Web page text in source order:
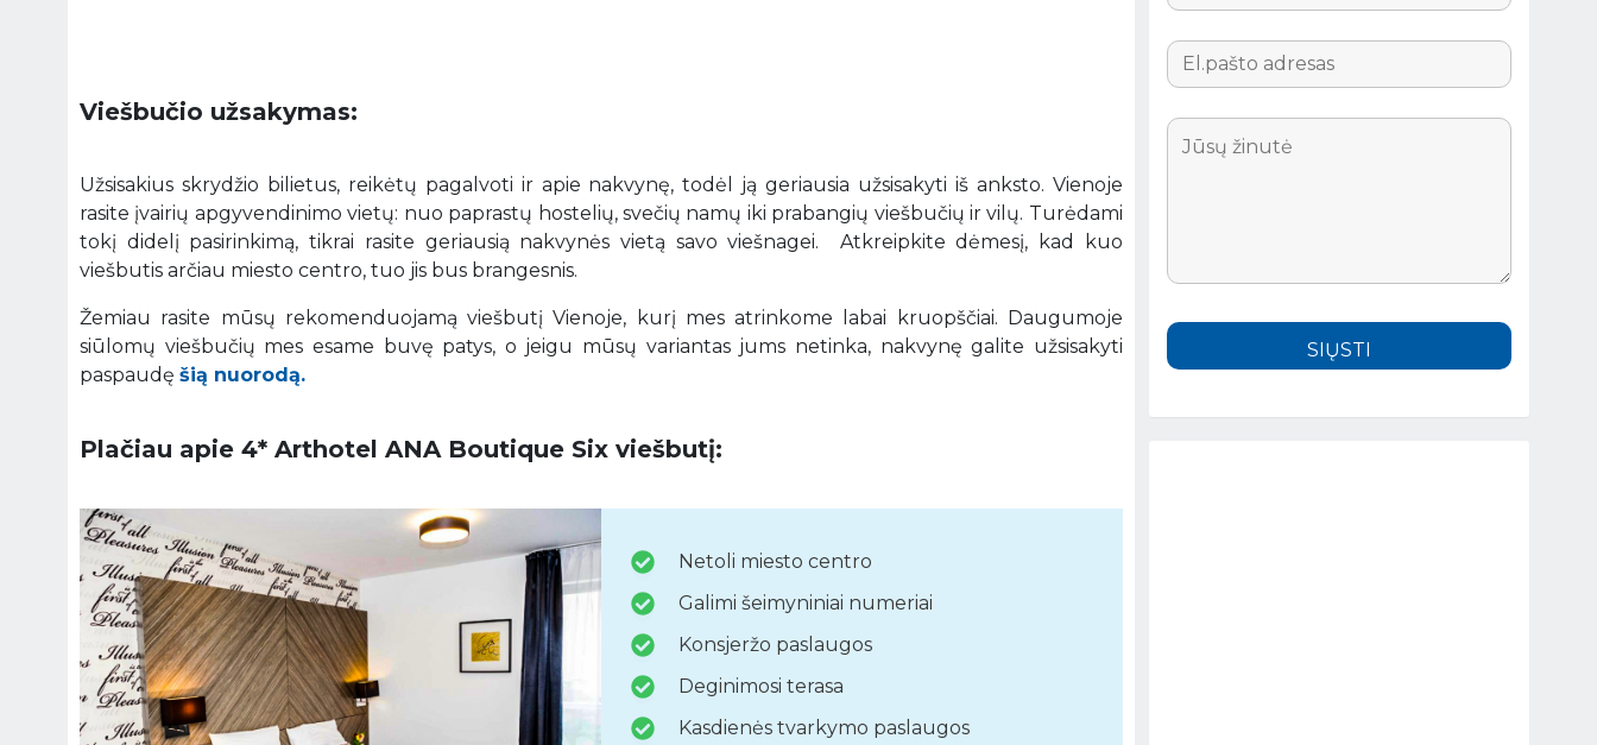
Viešbučio užsakymas:
Užsisakius skrydžio bilietus, reikėtų pagalvoti ir apie nakvynę, todėl ją geriausia užsisakyti iš anksto. Vienoje
rasite įvairių apgyvendinimo vietų: nuo paprastų hostelių, svečių namų iki prabangių viešbučių ir vilų. Turėdami
tokį didelį pasirinkimą, tikrai rasite geriausią nakvynės vietą savo viešnagei. Atkreipkite dėmesį, kad kuo
viešbutis arčiau miesto centro, tuo jis bus brangesnis.
Žemiau rasite mūsų rekomenduojamą viešbutį Vienoje, kurį mes atrinkome labai kruopščiai. Daugumoje
siūlomų viešbučių mes esame buvę patys, o jeigu mūsų variantas jums netinka, nakvynę galite užsisakyti
paspaudę šią nuorodą.
Plačiau apie 4* Arthotel ANA Boutique Six viešbutį:
Netoli miesto centro
Galimi šeimyniniai numeriai
Konsjeržo paslaugos
Deginimosi terasa
Kasdienės tvarkymo paslaugos